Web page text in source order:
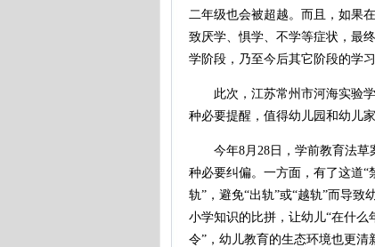
二年级也会被超越。而且，如果
致厌学、惧学、不学等症状，最
学阶段，乃至今后其它阶段的学
此次，江苏常州市河海实验学
种必要提醒，值得幼儿园和幼儿
今年8月28日，学前教育法草
种必要纠偏。一方面，有了这道“
轨”，避免“出轨”或“越轨”而导致
小学知识的比拼，让幼儿“在什
令”，幼儿教育的生态环境也更清